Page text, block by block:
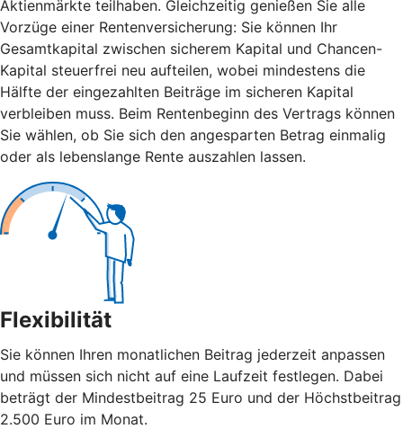
Aktienmärkte teilhaben. Gleichzeitig genießen Sie alle
Vorzüge einer Rentenversicherung: Sie können Ihr
Gesamtkapital zwischen sicherem Kapital und Chancen-
Kapital steuerfrei neu aufteilen, wobei mindestens die
Hälfte der eingezahlten Beiträge im sicheren Kapital
verbleiben muss. Beim Rentenbeginn des Vertrags können
Sie wählen, ob Sie sich den angesparten Betrag einmalig
oder als lebenslange Rente auszahlen lassen.
Flexibilität
Sie können Ihren monatlichen Beitrag jederzeit anpassen
und müssen sich nicht auf eine Laufzeit festlegen. Dabei
beträgt der Mindestbeitrag 25 Euro und der Höchstbeitrag
2.500 Euro im Monat.